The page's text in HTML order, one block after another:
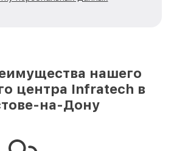
нашего
центра Infratech в
на-Дону